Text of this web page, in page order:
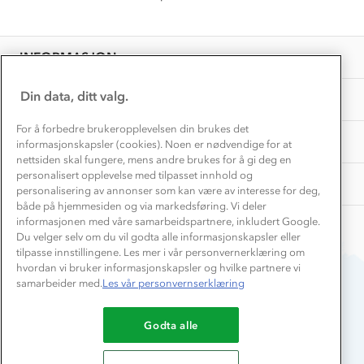
INFORMASJON
Presse
OM OSS
Samarbeide med oss?
TIPS OG RÅD
Store størrelser
Turmat oppskrifter
Beredskap
AKTIVITETER
Få turinspirasjon og tips her⛰
Overnatte utendørs⛺
Leirskole 🥾
Barnehageansatt
Tips til hyttetur
Du betaler enkelt med
Din data, ditt valg.
For å forbedre brukeropplevelsen din brukes det
informasjonskapsler (cookies). Noen er nødvendige for at
nettsiden skal fungere, mens andre brukes for å gi deg en
personalisert opplevelse med tilpasset innhold og
personalisering av annonser som kan være av interesse for deg,
både på hjemmesiden og via markedsføring. Vi deler
informasjonen med våre samarbeidspartnere, inkludert Google.
Du velger selv om du vil godta alle informasjonskapsler eller
tilpasse innstillingene. Les mer i vår personvernerklæring om
hvordan vi bruker informasjonskapsler og hvilke partnere vi
samarbeider med.Les vår personvernserklæring
Godta alle